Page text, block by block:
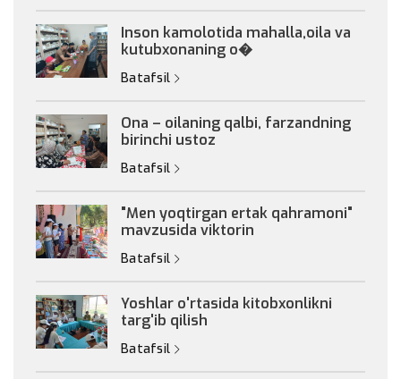
Inson kamolotida mahalla,oila va
kutubxonaning o�
Batafsil
Ona – oilaning qalbi, farzandning
birinchi ustoz
Batafsil
"Men yoqtirgan ertak qahramoni"
mavzusida viktorin
Batafsil
Yoshlar o'rtasida kitobxonlikni
targ'ib qilish
Batafsil